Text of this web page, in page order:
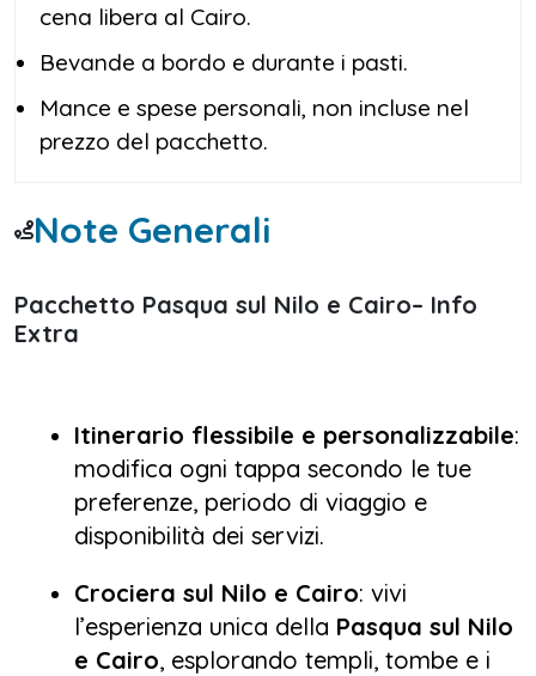
cena libera al Cairo.
Bevande a bordo e durante i pasti.
Mance e spese personali, non incluse nel
prezzo del pacchetto.
Note Generali
Pacchetto Pasqua sul Nilo e Cairo– Info
Extra
Itinerario flessibile e personalizzabile:
modifica ogni tappa secondo le tue
preferenze, periodo di viaggio e
disponibilità dei servizi.
Crociera sul Nilo e Cairo: vivi
l’esperienza unica della Pasqua sul Nilo
e Cairo, esplorando templi, tombe e i